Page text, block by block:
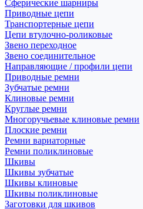
Сферические шарниры
Приводные цепи
Транспортерные цепи
Цепи втулочно-роликовые
Звено переходное
Звено соединительное
Направляющие / профили цепи
Приводные ремни
Зубчатые ремни
Клиновые ремни
Круглые ремни
Многоручьевые клиновые ремни
Плоские ремни
Ремни вариаторные
Ремни поликлиновые
Шкивы
Шкивы зубчатые
Шкивы клиновые
Шкивы поликлиновые
Заготовки для шкивов